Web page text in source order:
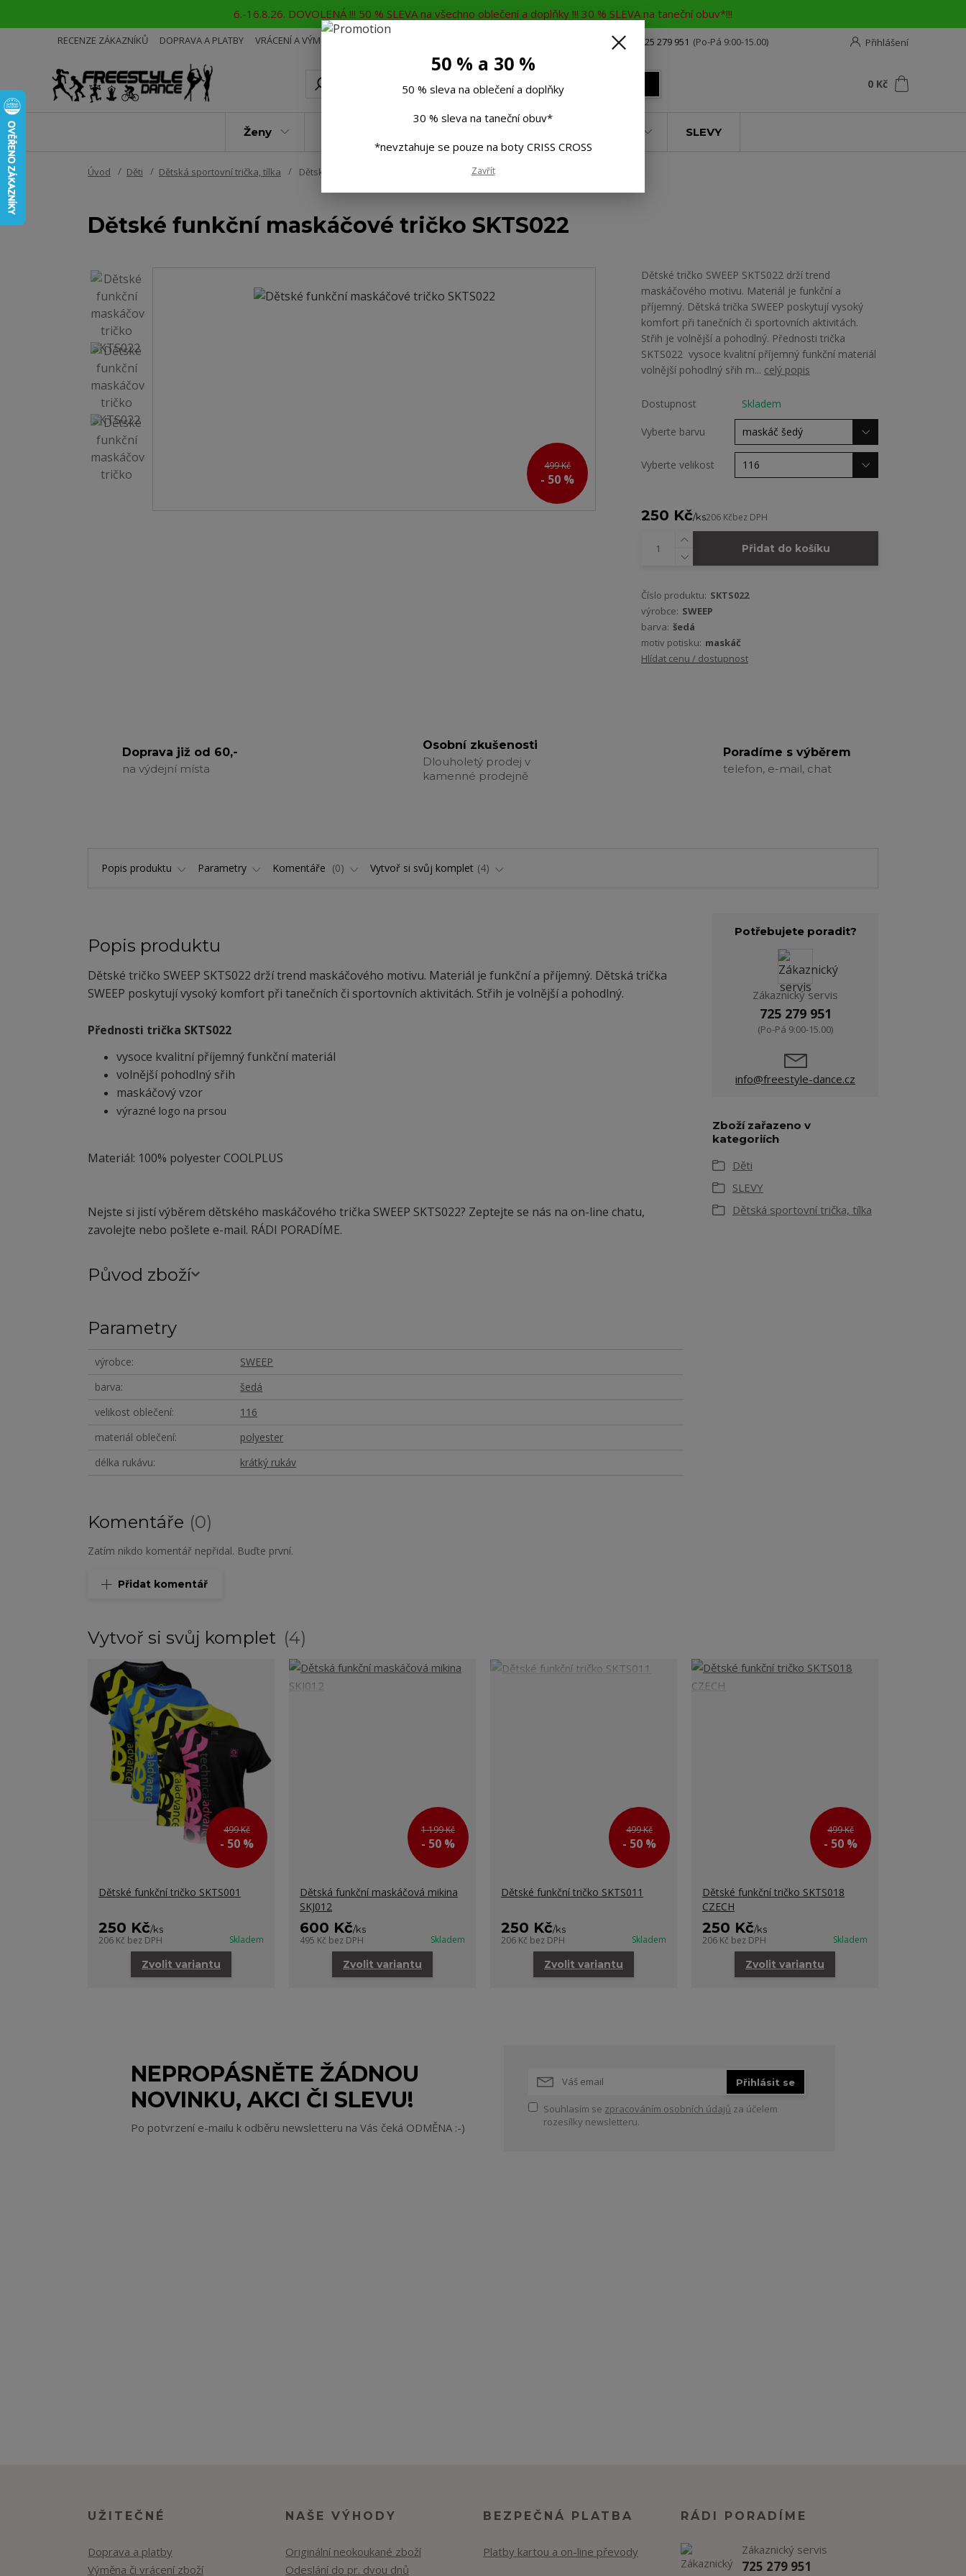
6.-16.8.26. DOVOLENÁ !!! 50 % SLEVA na všechno oblečení a doplňky !!! 30 % SLEVA na taneční obuv*!!!
RECENZE ZÁKAZNÍKŮ DOPRAVA A PLATBY VRÁCENÍ A VÝMĚNA Přihlášení
Rádi Vám poradíme 725 279 951 (Po-Pá 9:00-15.00)
0 Kč
Ženy SLEVY
Úvod Děti Dětská sportovní trička, tílka Dětské funkční maskáčové tričko SKTS022
Dětské funkční maskáčové tričko SKTS022
499 Kč
- 50 %
Dětské tričko SWEEP SKTS022 drží trend
maskáčového motivu. Materiál je funkční a
příjemný. Dětská trička SWEEP poskytují vysoký
komfort při tanečních či sportovních aktivitách.
Střih je volnější a pohodlný. Přednosti trička
SKTS022 vysoce kvalitní příjemný funkční materiál
volnější pohodlný sřih m... celý popis
Dostupnost Skladem
Vyberte barvu
Vyberte velikost
250 Kč/ks206 Kčbez DPH
Přidat do košíku
Číslo produktu: SKTS022
výrobce: SWEEP
barva: šedá
motiv potisku: maskáč
Hlídat cenu / dostupnost
Doprava již od 60,-
na výdejní místa
Osobní zkušenosti
Dlouholetý prodej v
kamenné prodejně
Poradíme s výběrem
telefon, e-mail, chat
Popis produktu Parametry Komentáře 0 Vytvoř si svůj komplet 4
Popis produktu
Dětské tričko SWEEP SKTS022 drží trend maskáčového motivu. Materiál je funkční a příjemný. Dětská trička
SWEEP poskytují vysoký komfort při tanečních či sportovních aktivitách. Střih je volnější a pohodlný.
Přednosti trička SKTS022
vysoce kvalitní příjemný funkční materiál
volnější pohodlný sřih
maskáčový vzor
výrazné logo na prsou
Materiál: 100% polyester COOLPLUS
Nejste si jistí výběrem dětského maskáčového trička SWEEP SKTS022? Zeptejte se nás na on-line chatu,
zavolejte nebo pošlete e-mail. RÁDI PORADÍME.
Původ zboží
Parametry
výrobce
SWEEP
barva
šedá
velikost oblečení
116
materiál oblečení
polyester
délka rukávu
krátký rukáv
Komentáře 0
Zatím nikdo komentář nepřidal. Buďte první.
Přidat komentář
Potřebujete poradit?
Zákaznický servis
725 279 951
(Po-Pá 9:00-15.00)
info@freestyle-dance.cz
Zboží zařazeno v
kategoriích
Děti
SLEVY
Dětská sportovní trička, tílka
Vytvoř si svůj komplet 4
499 Kč
- 50 %
Dětské funkční tričko SKTS001
250 Kč/ks
206 Kč bez DPH Skladem
Zvolit variantu
1 199 Kč
- 50 %
Dětská funkční maskáčová mikina
SKJ012
600 Kč/ks
495 Kč bez DPH Skladem
Zvolit variantu
499 Kč
- 50 %
Dětské funkční tričko SKTS011
250 Kč/ks
206 Kč bez DPH Skladem
Zvolit variantu
499 Kč
- 50 %
Dětské funkční tričko SKTS018
CZECH
250 Kč/ks
206 Kč bez DPH Skladem
Zvolit variantu
NEPROPÁSNĚTE ŽÁDNOU
NOVINKU, AKCI ČI SLEVU!
Po potvrzení e-mailu k odběru newsletteru na Vás čeká ODMĚNA :-)
Přihlásit se
Souhlasím se zpracováním osobních údajů za účelem
rozesílky newsletteru.
UŽITEČNÉ
Doprava a platby
Výměna či vrácení zboží
NAŠE VÝHODY
Originální neokoukané zboží
Odeslání do pr. dvou dnů
BEZPEČNÁ PLATBA
Platby kartou a on-line převody
RÁDI PORADÍME
Zákaznický servis
725 279 951
50 % a 30 %
50 % sleva na oblečení a doplňky
30 % sleva na taneční obuv*
*nevztahuje se pouze na boty CRISS CROSS
Zavřít